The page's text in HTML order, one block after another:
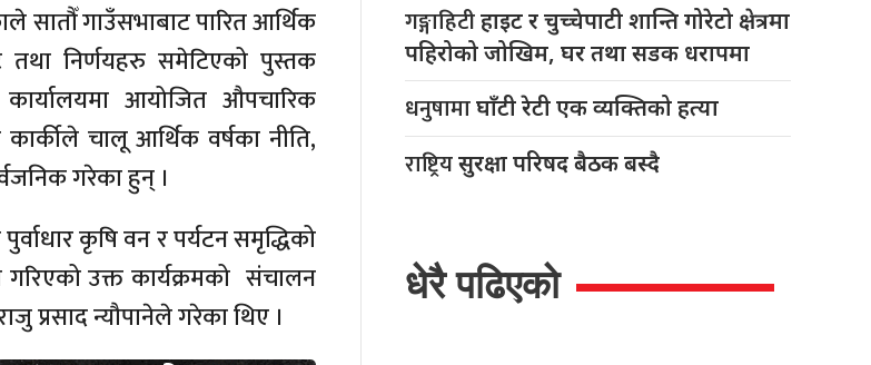
सातौँ गाउँसभाबाट पारित आर्थिक
तथा निर्णयहरु समेटिएको पुस्तक
आयोजित औपचारिक
चालू आर्थिक वर्षका नीति,
गरेका हुन् ।
कृषि वन र पर्यटन समृद्धिको
उक्त कार्यक्रमको संचालन
प्रसाद न्यौपानेले गरेका थिए ।
गङ्गाहिटीहाइट र चुच्चेपाटी शान्ति गोरेटो क्षेत्रमा
पहिरोको जोखिम, घर तथा सडक धरापमा
धनुषामाघाँटी रेटी एक व्यक्तिको हत्या
राष्ट्रियसुरक्षा परिषद बैठक बस्दै
धेरै पढिएको